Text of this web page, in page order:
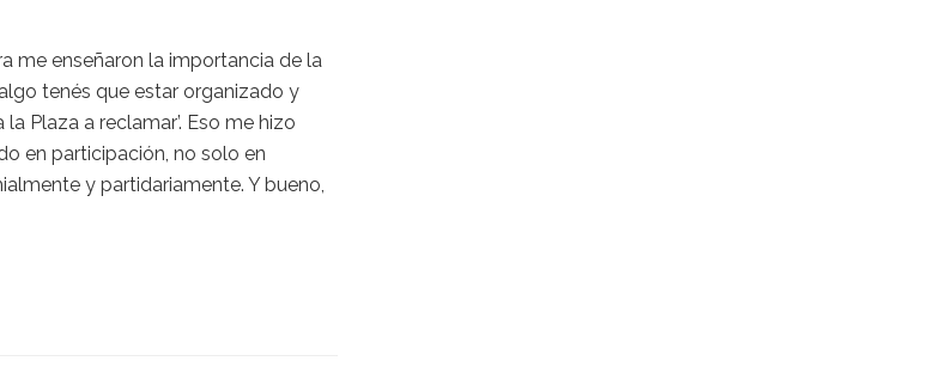
me enseñaron la importancia de la
tenés que estar organizado y
Plaza a reclamar’. Eso me hizo
en participación, no solo en
y partidariamente. Y bueno,